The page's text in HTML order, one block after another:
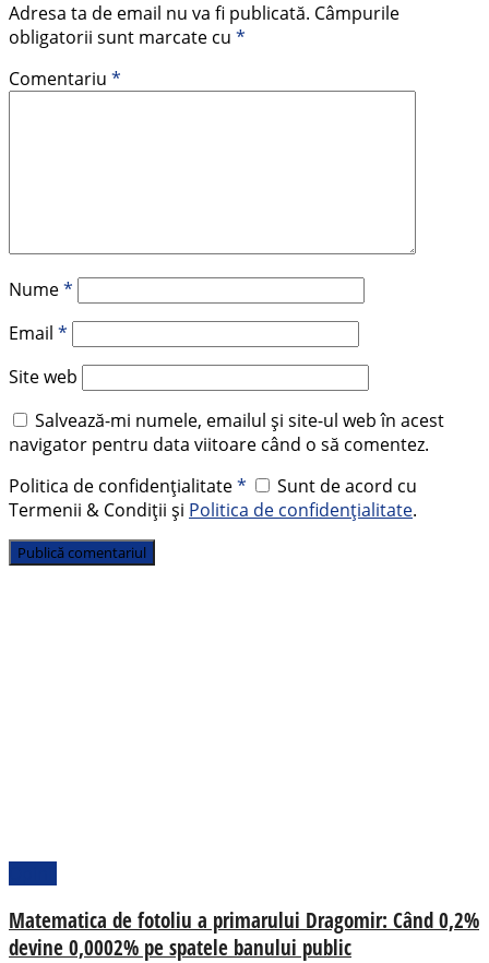
Adresa ta de email nu va fi publicată. Câmpurile
obligatorii sunt marcate cu *
Comentariu *
Nume*
Email *
Site web
Salvează-mi numele, emailul și site-ul web în acest
navigator pentru data viitoare când o să comentez.
Politica de confidențialitate*
Sunt de acord cu
Termenii & Condiții și Politica de confidențialitate.
Matematica de fotoliu a primarului Dragomir: Când 0,2%
devine 0,0002% pe spatele banului public